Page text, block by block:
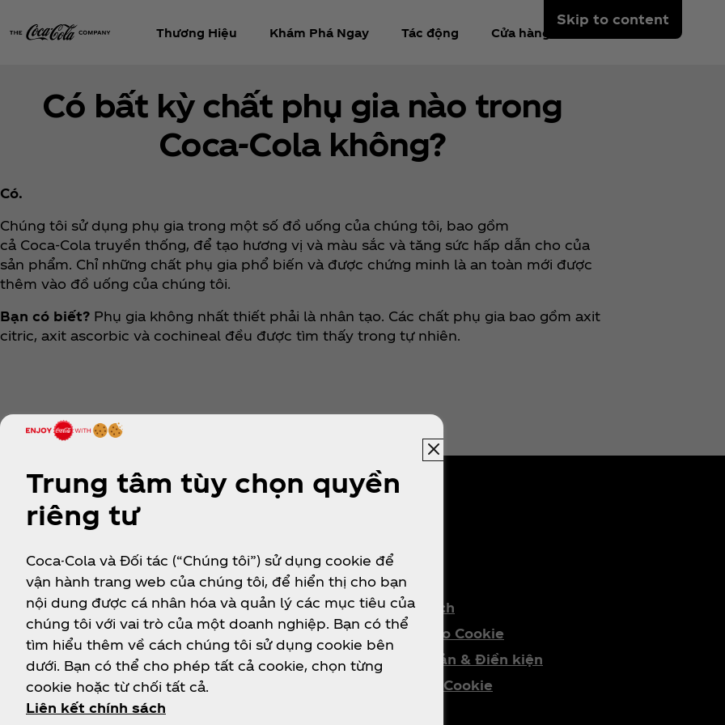
Skip to content
Thương Hiệu Khám Phá Ngay Tác động Cửa hàng
Có bất kỳ chất phụ gia nào trong
Coca‑Cola không?
Có.
Chúng tôi sử dụng phụ gia trong một số đồ uống của chúng tôi, bao gồm
cả Coca‑Cola truyền thống, để tạo hương vị và màu sắc và tăng sức hấp dẫn cho của
sản phẩm. Chỉ những chất phụ gia phổ biến và được chứng minh là an toàn mới được
thêm vào đồ uống của chúng tôi.
Bạn có biết? Phụ gia không nhất thiết phải là nhân tạo. Các chất phụ gia bao gồm axit
citric, axit ascorbic và cochineal đều được tìm thấy trong tự nhiên.
Về chúng tôi
Our Company
Thông Tin
Lịch sử
Careers
Cần trợ giúp?
Câu Hỏi Thường Gặp
Bản đồ trang
Thông Tin Liên Hệ
PHÁP LÝ
Chính Sách
Thông báo Cookie
Điều khoản & Điền kiện
Thiết lập Cookie
Trung tâm tùy chọn quyền
riêng tư
Coca-Cola và Đối tác (“Chúng tôi”) sử dụng cookie để
vận hành trang web của chúng tôi, để hiển thị cho bạn
nội dung được cá nhân hóa và quản lý các mục tiêu của
chúng tôi với vai trò của một doanh nghiệp. Bạn có thể
tìm hiểu thêm về cách chúng tôi sử dụng cookie bên
dưới. Bạn có thể cho phép tất cả cookie, chọn từng
cookie hoặc từ chối tất cả.
Liên kết chính sách